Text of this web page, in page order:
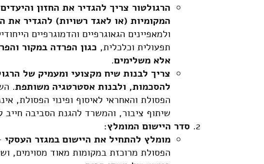
הרגולטור צריך להגדיר את החזון והיעדים
המקומיות (או לאגד רשויות) להגדיר את
ולמאפיינים הגאוגרפיים והדמוגרפיים
תפעולית וכלכלית, כגון הפרדה במקור
אלא משלימים.
צריך לבנות שיח מקצועי ומעמיק של
להסכמות, ולבנות אסטרטגיה משותפת.
הפסולת והאחראי לאיסוף ופינוי הפסולת,
שיתוף ציבור, והמשרד להגנת הסביבה חייב
סדר היישום המומלץ:
מומלץ להתחיל את היישום במגזר העסקי
הפסולת מרוכזת במקומות מאוד מסוימים,